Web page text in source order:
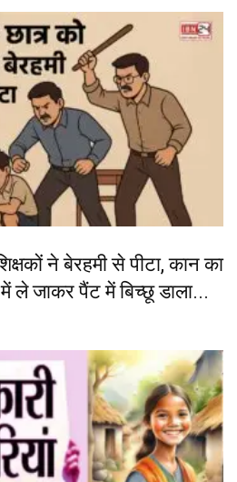
ने बेरहमी से पीटा, कान का
ले जाकर पैंट में बिच्छू डाला...